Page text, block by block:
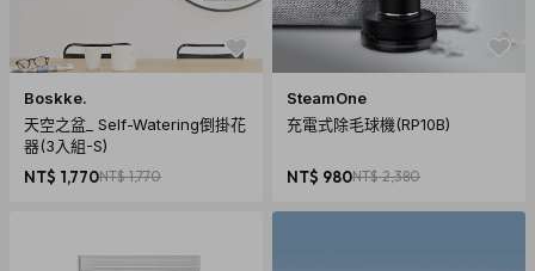
Boskke.
天空之盆_ Self-Watering倒掛花
器(3入組-S)
NT$ 1,770NT$ 1,770
SteamOne
充電式除毛球機(RP10B)
NT$ 980NT$ 2,380